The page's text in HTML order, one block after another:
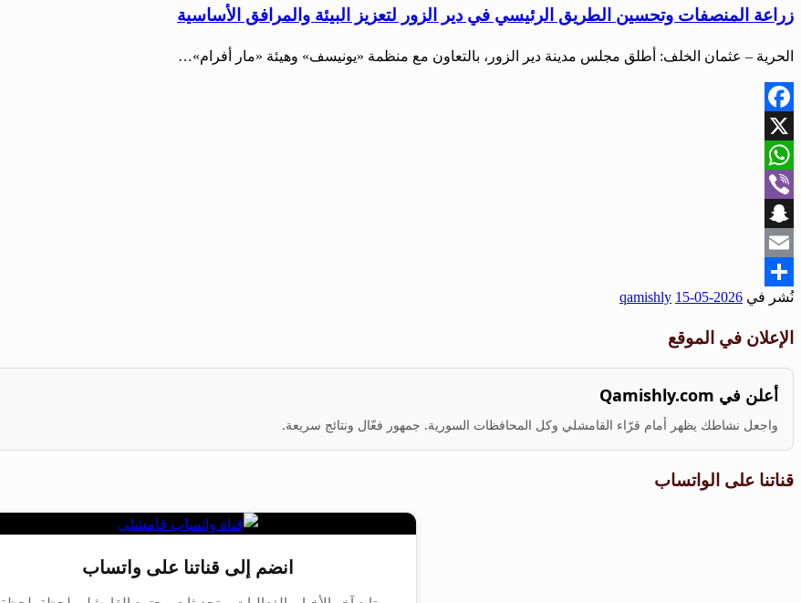
زراعة المنصفات وتحسين الطريق الرئيسي في دير الزور لتعزيز البيئة والمرافق الأساسية
الحرية – عثمان الخلف: أطلق مجلس مدينة دير الزور، بالتعاون مع منظمة «يونيسف» وهيئة «مار أفرام»…
Facebook
X
WhatsApp
Viber
Snapchat
Email
Share
نُشر في 2026-05-15
qamishly
الإعلان في الموقع
أعلن في Qamishly.com
واجعل نشاطك يظهر أمام قرّاء القامشلي وكل المحافظات السورية. جمهور فعّال ونتائج سريعة.
قناتنا على الواتساب
انضم إلى قناتنا على واتساب